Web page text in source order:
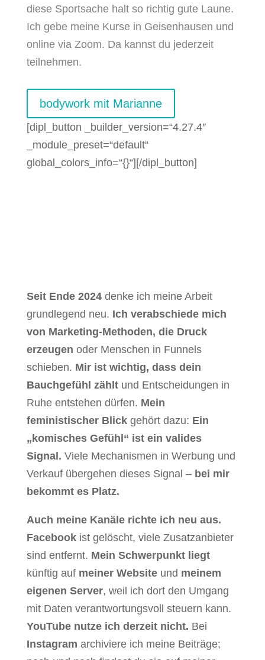
diese Sportsache halt so richtig gute Laune.
Ich gebe meine Kurse in Geisenhausen und
online via Zoom. Da kannst du jederzeit
teilnehmen.
bodywork mit Marianne
[dipl_button _builder_version=“4.27.4″
_module_preset=“default“
global_colors_info=“{}“][/dipl_button]
Seit Ende 2024denke ich meine Arbeit
grundlegend neu. Ich verabschiede mich
von Marketing-Methoden, die Druck
erzeugen oder Menschen in Funnels
schieben. Mir ist wichtig, dass dein
Bauchgefühl zähltund Entscheidungen in
Ruhe entstehen dürfen. Mein
feministischer Blickgehört dazu: Ein
„komisches Gefühl“ ist ein valides
Signal. Viele Mechanismen in Werbung und
Verkauf übergehen dieses Signal – bei mir
bekommt es Platz.
Auch meine Kanäle richte ich neu aus.
Facebookist gelöscht, viele Zusatzanbieter
sind entfernt. Mein Schwerpunkt liegt
künftig auf meiner Websiteund meinem
eigenen Server, weil ich dort den Umgang
mit Daten verantwortungsvoll steuern kann.
YouTube nutze ich derzeit nicht. Bei
Instagram archiviere ich meine Beiträge;